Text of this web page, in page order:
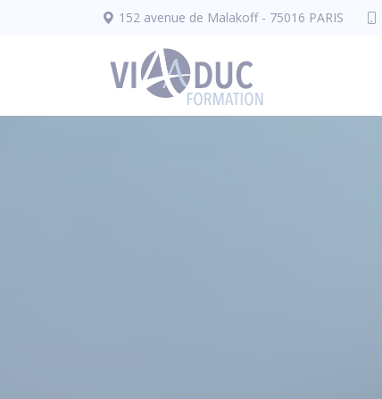
152 avenue de Malakoff - 75016 PARIS
Panneau de gestion des cookies